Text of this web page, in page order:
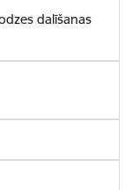
dalīšanas